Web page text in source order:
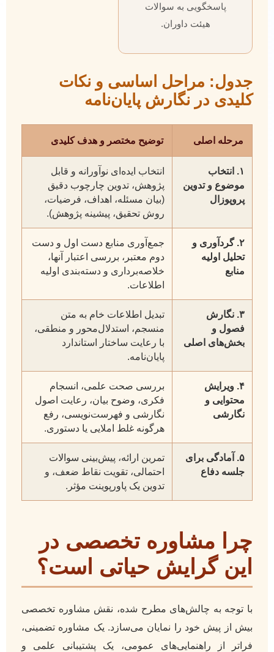
پاسخگویی به سوالات
هیئت داوران.
جدول: مراحل اساسی و نکات
کلیدی در نگارش پایان‌نامه
مرحله اصلی توضیح مختصر و هدف کلیدی
۱. انتخاب
موضوع و تدوین
پروپوزال
انتخاب ایده‌ای نوآورانه و قابل
پژوهش، تدوین چارچوب دقیق
(بیان مسئله، اهداف، فرضیات،
روش تحقیق، پیشینه پژوهش).
۲. گردآوری و
تحلیل اولیه
منابع
جمع‌آوری منابع دست اول و دست
دوم معتبر، بررسی اعتبار آنها،
خلاصه‌برداری و دسته‌بندی اولیه
اطلاعات.
۳. نگارش
فصول و
بخش‌های اصلی
تبدیل اطلاعات خام به متن
منسجم، استدلال‌محور و منطقی،
با رعایت ساختار استاندارد
پایان‌نامه.
۴. ویرایش
محتوایی و
نگارشی
بررسی صحت علمی، انسجام
فکری، وضوح بیان، رعایت اصول
نگارشی و فهرست‌نویسی، رفع
هرگونه غلط املایی یا دستوری.
۵. آمادگی برای
جلسه دفاع
تمرین ارائه، پیش‌بینی سوالات
احتمالی، تقویت نقاط ضعف، و
تدوین یک پاورپوینت مؤثر.
چرا مشاوره تخصصی در
این گرایش حیاتی است؟
با توجه به چالش‌های مطرح شده، نقش مشاوره تخصصی
بیش از پیش خود را نمایان می‌سازد. یک مشاوره تضمینی،
فراتر از راهنمایی‌های عمومی، یک پشتیبانی علمی و